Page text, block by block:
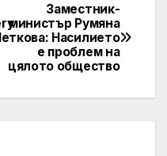
Заместник-
министър Румяна
Насилието
е проблем на
цялото общество